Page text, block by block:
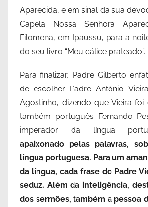
Aparecida, e em sinal da sua
Capela Nossa Senhora
Filomena, em Ipaussu, para a
do seu livro “Meu cálice prateado”.
Para finalizar, Padre Gilberto
de escolher Padre Antônio
Agostinho, dizendo que Vieira foi
também português Fernando
imperador da língua
apaixonado pelas palavras,
língua portuguesa. Para um
da língua, cada frase do Padre
seduz. Além da inteligência,
dos sermões, também a pessoa